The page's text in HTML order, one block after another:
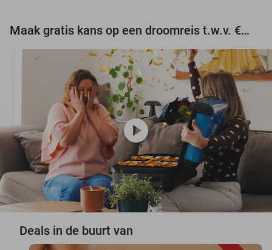
Maak gratis kans op een droomreis t.w.v. €3.000!
play_circle
Deals in de buurt van